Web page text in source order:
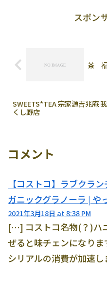
スポン
茶
SWEETS*TEA 宗家源吉兆庵
くし野店
コメント
【コストコ】ラブク
ガニックグラノーラ | や
2021年3月18日 at 8:38 PM
[…] コストコ名物(？)ハ
ぜると味チェンになり
シリアルの消費が加速